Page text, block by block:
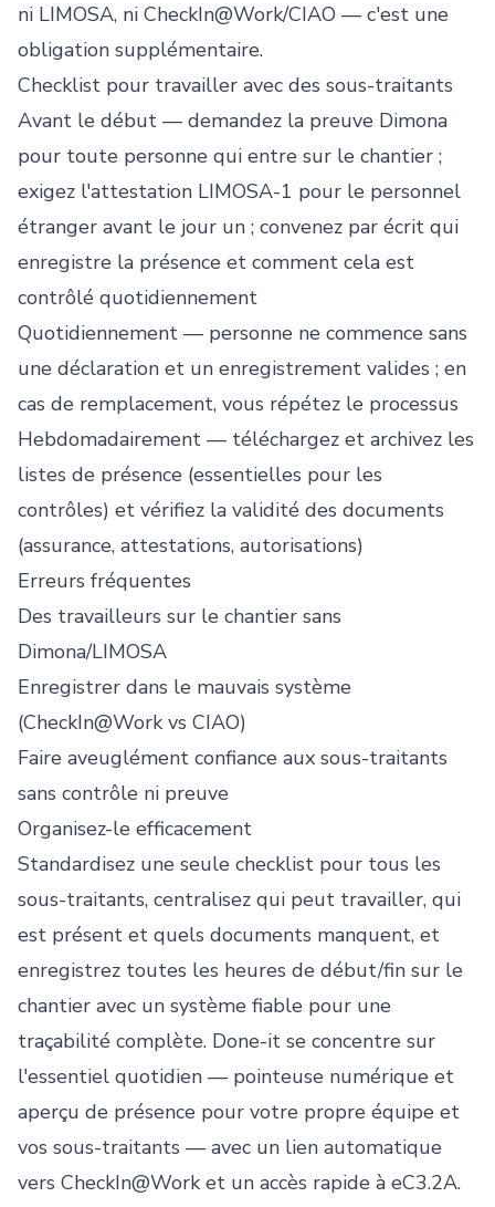
ni LIMOSA, ni CheckIn@Work/CIAO — c'est une
obligation supplémentaire.
Checklist pour travailler avec des sous-traitants
Avant le début — demandez la preuve Dimona
pour toute personne qui entre sur le chantier ;
exigez l'attestation LIMOSA-1 pour le personnel
étranger avant le jour un ; convenez par écrit qui
enregistre la présence et comment cela est
contrôlé quotidiennement
Quotidiennement — personne ne commence sans
une déclaration et un enregistrement valides ; en
cas de remplacement, vous répétez le processus
Hebdomadairement — téléchargez et archivez les
listes de présence (essentielles pour les
contrôles) et vérifiez la validité des documents
(assurance, attestations, autorisations)
Erreurs fréquentes
Des travailleurs sur le chantier sans
Dimona/LIMOSA
Enregistrer dans le mauvais système
(CheckIn@Work vs CIAO)
Faire aveuglément confiance aux sous-traitants
sans contrôle ni preuve
Organisez-le efficacement
Standardisez une seule checklist pour tous les
sous-traitants, centralisez qui peut travailler, qui
est présent et quels documents manquent, et
enregistrez toutes les heures de début/fin sur le
chantier avec un système fiable pour une
traçabilité complète. Done-it se concentre sur
l'essentiel quotidien — pointeuse numérique et
aperçu de présence pour votre propre équipe et
vos sous-traitants — avec un lien automatique
vers CheckIn@Work et un accès rapide à eC3.2A.